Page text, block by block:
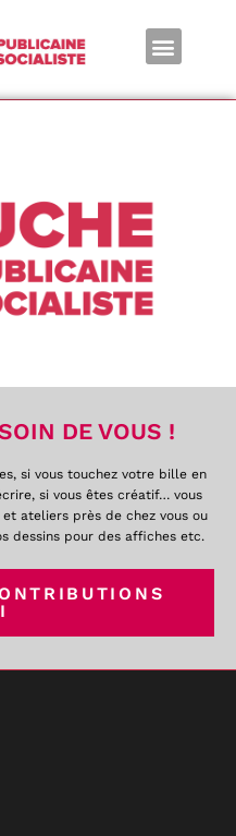
DE VOUS !
si vous touchez votre bille en
si vous êtes créatif… vous
ateliers près de chez vous ou
dessins pour des affiches etc.